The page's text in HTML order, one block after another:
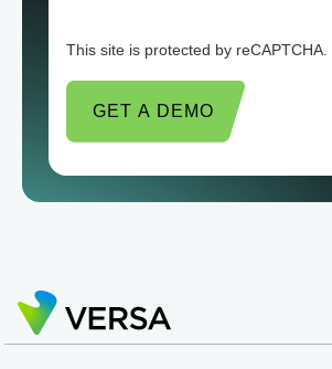
This site is protected by reCAPTCHA.
GET A DEMO